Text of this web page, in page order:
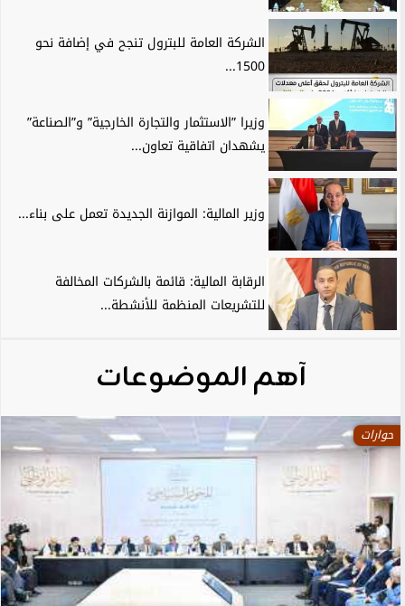
الشركة العامة للبترول تنجح في إضافة نحو
1500...
وزيرا ”الاستثمار والتجارة الخارجية” و”الصناعة”
يشهدان اتفاقية تعاون...
وزير المالية: الموازنة الجديدة تعمل على بناء...
الرقابة المالية: قائمة بالشركات المخالفة
للتشريعات المنظمة للأنشطة...
آهم الموضوعات
حوارات